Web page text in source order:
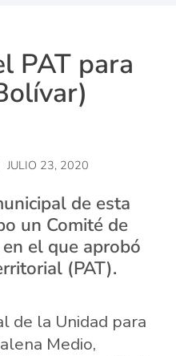
PAT para
JULIO 23, 2020
de esta
un Comité de
el que aprobó
(PAT).
de la Unidad para
Medio,